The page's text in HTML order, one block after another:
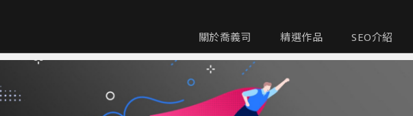
關於喬義司 精選作品 SEO介紹